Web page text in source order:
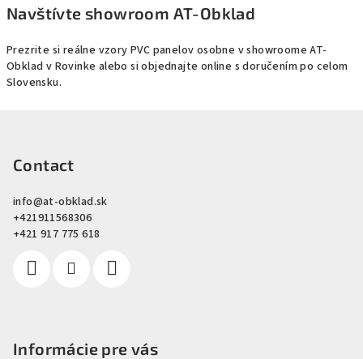
Navštívte showroom AT-Obklad
Prezrite si reálne vzory PVC panelov osobne v showroome AT-
Obklad v Rovinke alebo si objednajte online s doručením po celom
Slovensku.
Contact
info@at-obklad.sk
+421911568306
+421 917 775 618
Informácie pre vás